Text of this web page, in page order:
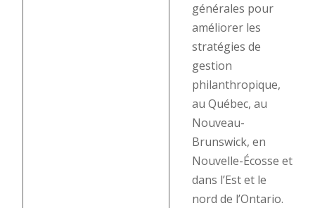
générales pour
améliorer les
stratégies de
gestion
philanthropique,
au Québec, au
Nouveau-
Brunswick, en
Nouvelle-Écosse et
dans l’Est et le
nord de l’Ontario.